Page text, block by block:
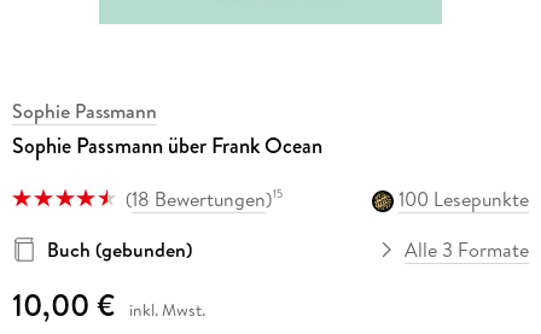
Sophie Passmann
Sophie Passmann über Frank Ocean
(18 Bewertungen)15
100 Lesepunkte
Buch (gebunden)
Alle 3 Formate
10,00 € inkl. Mwst.